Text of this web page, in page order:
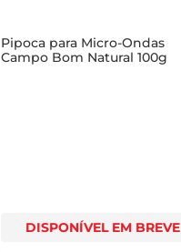
Pipoca para Micro-Ondas
Campo Bom Natural 100g
DISPONÍVEL EM BREVE